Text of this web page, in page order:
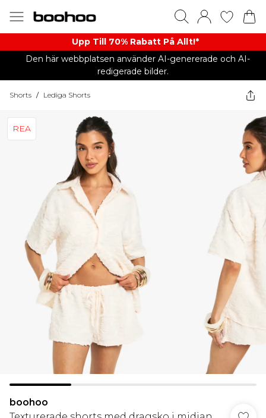
Upp Till 70% Rabatt På Allt!*
Den här webbplatsen använder AI-genererade och AI-
redigerade bilder.
Shorts / Lediga Shorts
REA
boohoo